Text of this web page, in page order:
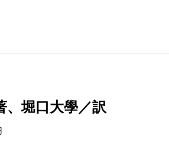
堀口大學／訳